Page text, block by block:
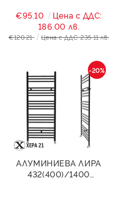
€95.10
Цена с ДДС:
186.00 лв.
€120.21 Цена с ДДС: 235.11 лв.
АЛУМИНИЕВА ЛИРА
432(400)/1400
-20%